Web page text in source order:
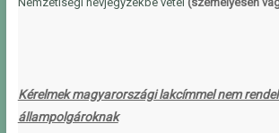
Kérelmek magyarországi lakcímmel nem
állampolgároknak